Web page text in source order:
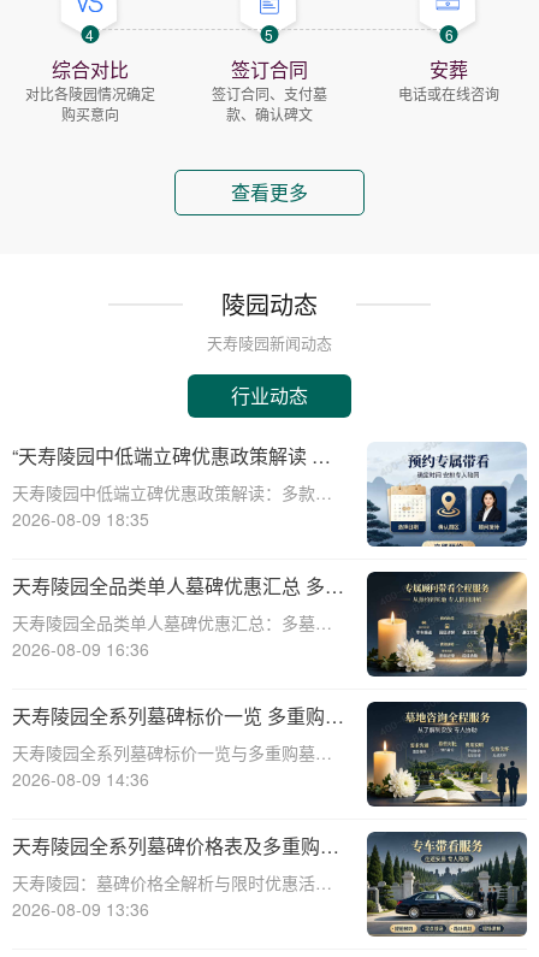
4
综合对比
对比各陵园情况确定
购买意向
5
签订合同
签订合同、支付墓
款、确认碑文
6
安葬
电话或在线咨询
查看更多
陵园动态
天寿陵园新闻动态
行业动态
“天寿陵园中低端立碑优惠政策解读 多
款特价墓位限时开抢”
天寿陵园中低端立碑优惠政策解读：多款特
价墓位限时开抢☎ 天寿陵园电话:400-838-
尊重与理解不断加深，陵园作为安息逝者的
神圣之地，其服务质量和性价比也日
2026-08-09 18:35
天寿陵园全品类单人墓碑优惠汇总 多墓
型组合选购折上折
天寿陵园全品类单人墓碑优惠汇总：多墓型
组合选购折上折☎ 天寿陵园电话:400-838-
牌，始终致力于为家属提供最优质、最人性
化的殡葬服务。在众多的服务项目中
2026-08-09 16:36
天寿陵园全系列墓碑标价一览 多重购墓
优惠限时申领详解
天寿陵园全系列墓碑标价一览与多重购墓优
惠限时申领详解☎ 天寿陵园电话:400-838-
一直以其高品质的服务和卓越的墓碑设计而
闻名。为了满足不同客户的需求，天
2026-08-09 14:36
天寿陵园全系列墓碑价格表及多重购墓
优惠限时申请指南
天寿陵园：墓碑价格全解析与限时优惠活动
深度解读☎ 天寿陵园电话:400-838-5063作
2026-08-09 13:36